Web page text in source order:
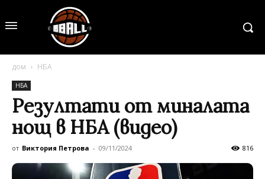
дом НБА
НБА
Резултати от миналата
нощ в НБА (видео)
от Виктория Петрова - 09/11/2024 816